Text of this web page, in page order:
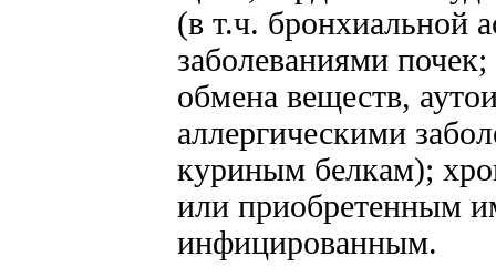
(в т.ч. бронхиальной
заболеваниями
обмена веществ,
аллергическими
куриным белкам);
или приобретенным
инфицированным.